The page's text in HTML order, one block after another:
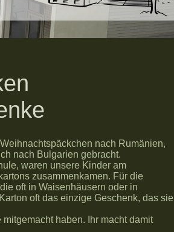
nach Rumänien,
nach Bulgarien gebracht.
waren unsere Kinder am
zusammenkamen. Für die
oft in Waisenhäusern oder in
oft das einzige Geschenk, das sie
haben. Ihr macht damit